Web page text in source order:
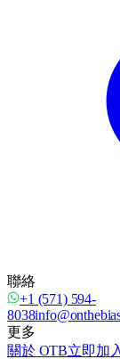
聯絡
+1 (571) 594-
8038
更多
關於 OTB立即加